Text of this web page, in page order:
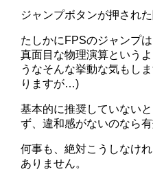
ジャンプボタンが押され
たしかにFPSのジャンプ
真面目な物理演算という
うなそんな挙動な気もし
りますが…)
基本的に推奨していない
ず、違和感がないのなら
何事も、絶対こうしなけ
ありません。